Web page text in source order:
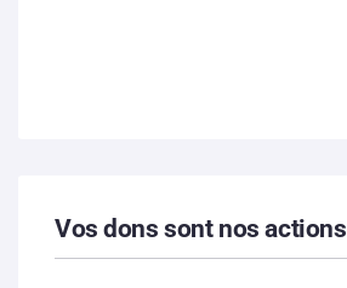
Vos dons sont nos actions